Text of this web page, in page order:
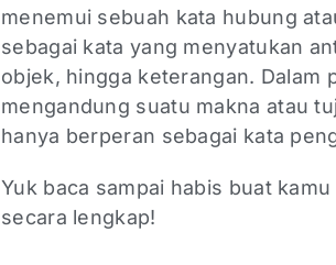
menemui sebuah kata hubung
sebagai kata yang menyatukan
objek, hingga keterangan. Dalam
mengandung suatu makna atau
hanya berperan sebagai kata
Yuk baca sampai habis buat
secara lengkap!